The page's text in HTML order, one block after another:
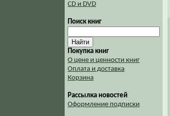
CD и DVD
Поиск книг
Покупка книг
О цене и ценности книг
Оплата и доставка
Корзина
Рассылка новостей
Оформление подписки